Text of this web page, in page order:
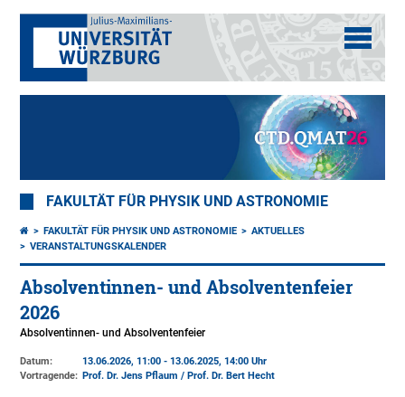
FAKULTÄT FÜR PHYSIK UND ASTRONOMIE
FAKULTÄT FÜR PHYSIK UND ASTRONOMIE
AKTUELLES
VERANSTALTUNGSKALENDER
Absolventinnen- und Absolventenfeier
2026
Absolventinnen- und Absolventenfeier
Datum:
13.06.2026, 11:00 - 13.06.2025, 14:00 Uhr
Vortragende: Prof. Dr. Jens Pflaum / Prof. Dr. Bert Hecht